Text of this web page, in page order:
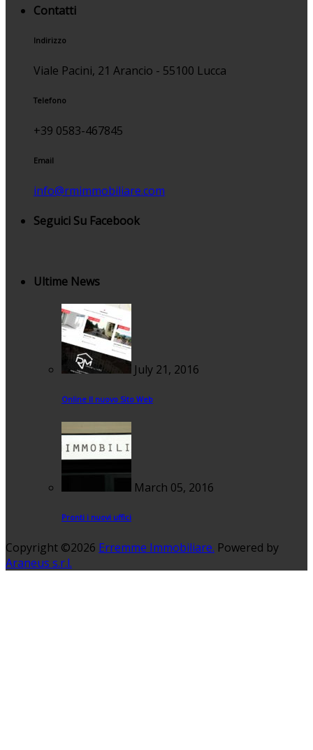
Contatti
Indirizzo
Viale Pacini, 21 Arancio - 55100 Lucca
Telefono
+39 0583-467845
Email
info@rmimmobiliare.com
Seguici Su Facebook
Ultime News
July 21, 2016
Online Il nuovo Sito Web
March 05, 2016
Pronti i nuovi uffici
Copyright ©2026 Erremme Immobiliare. Powered by
Araneus s.r.l.